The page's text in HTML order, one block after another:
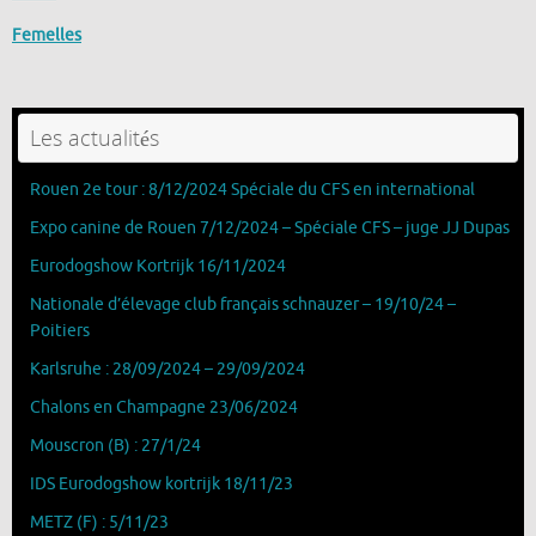
Femelles
Les actualités
Rouen 2e tour : 8/12/2024 Spéciale du CFS en international
Expo canine de Rouen 7/12/2024 – Spéciale CFS – juge JJ Dupas
Eurodogshow Kortrijk 16/11/2024
Nationale d’élevage club français schnauzer – 19/10/24 –
Poitiers
Karlsruhe : 28/09/2024 – 29/09/2024
Chalons en Champagne 23/06/2024
Mouscron (B) : 27/1/24
IDS Eurodogshow kortrijk 18/11/23
METZ (F) : 5/11/23